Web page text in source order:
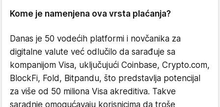
Kome je namenjena ova vrsta plaćanja?
Danas je 50 vodećih platformi i novčanika za
digitalne valute već odlučilo da sarađuje sa
kompanijom Visa, uključujući Coinbase, Crypto.com,
BlockFi, Fold, Bitpandu, što predstavlja potencijal
za više od 50 miliona Visa akreditiva. Takve
saradnje omogućavaju korisnicima da troše